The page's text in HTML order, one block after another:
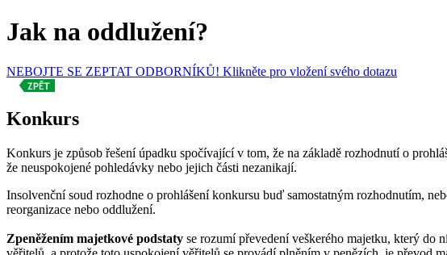
Jak na oddlužení?
NEBOJTE SE ZEPTAT ODBORNÍKŮ! Klikněte pro vložení svého dotazu
Konkurs
Konkurs je způsob řešení úpadku spočívající v tom, že na základě rozhodnutí o
že neuspokojené pohledávky nebo jejich části nezanikají.
Insolvenční soud rozhodne o prohlášení konkursu buď samostatným rozhodnutím,
reorganizace nebo oddlužení.
Zpeněžením majetkové podstaty se rozumí převedení veškerého majetku, který do